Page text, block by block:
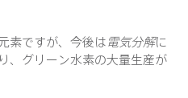
素ですが、今後は電気分解に
、グリーン水素の大量生産が